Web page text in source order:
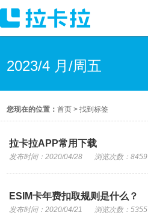
2023/4 月/周五
您现在的位置：首页 >找到标签
拉卡拉APP常用下载
发布时间：2020/04/28 浏览次数：8459
ESIM卡年费扣取规则是什么？
发布时间：2020/04/21 浏览次数：5355